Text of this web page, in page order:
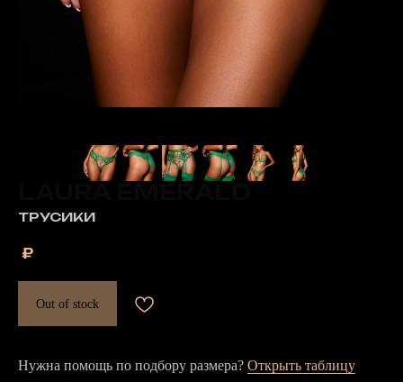
ТРУСИКИ
₽
Out of stock
Нужна помощь по подбору размера? Открыть таблицу